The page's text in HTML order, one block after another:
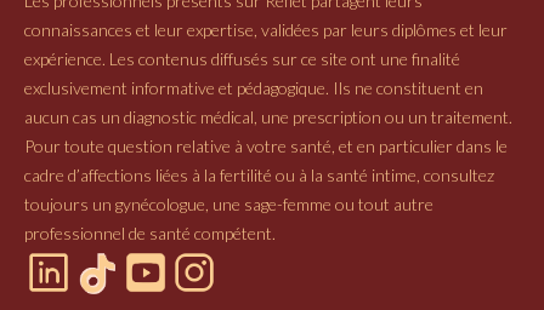
connaissances et leur expertise, validées par leurs diplômes et leur
expérience. Les contenus diffusés sur ce site ont une finalité
exclusivement informative et pédagogique. Ils ne constituent en
aucun cas un diagnostic médical, une prescription ou un traitement.
Pour toute question relative à votre santé, et en particulier dans le
cadre d’affections liées à la fertilité ou à la santé intime, consultez
toujours un gynécologue, une sage-femme ou tout autre
professionnel de santé compétent.